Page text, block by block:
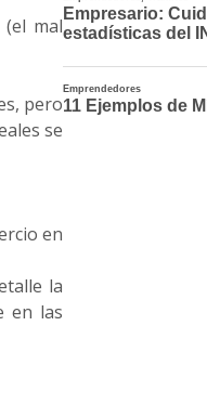
mal
pero
se
en
la
en las